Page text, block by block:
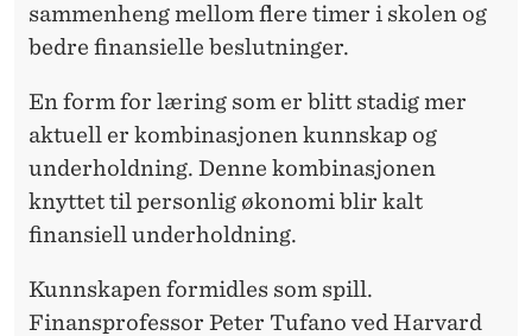
sammenheng mellom flere timer i skolen og
bedre finansielle beslutninger.
En form for læring som er blitt stadig mer
aktuell er kombinasjonen kunnskap og
underholdning. Denne kombinasjonen
knyttet til personlig økonomi blir kalt
finansiell underholdning.
Kunnskapen formidles som spill.
Finansprofessor Peter Tufano ved Harvard